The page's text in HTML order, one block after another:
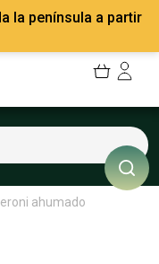
la península a partir
ahumado